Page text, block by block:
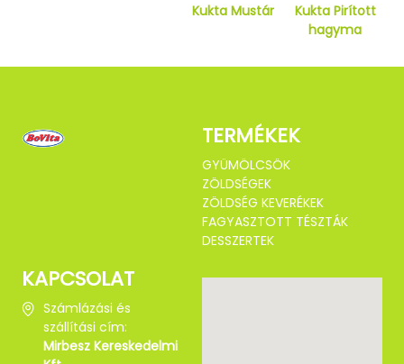
Kukta Mustár
Kukta Pirított
hagyma
TERMÉKEK
GYÜMÖLCSÖK
ZÖLDSÉGEK
ZÖLDSÉG KEVERÉKEK
FAGYASZTOTT TÉSZTÁK
DESSZERTEK
KAPCSOLAT
Számlázási és
szállítási cím:
Mirbesz Kereskedelmi